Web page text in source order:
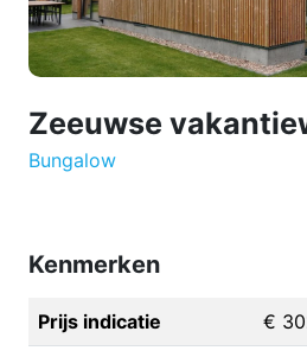
Zeeuwse
Bungalow
Kenmerken
Prijs indicatie €